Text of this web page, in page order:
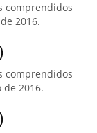
comprendidos
2016.
comprendidos
de 2016.